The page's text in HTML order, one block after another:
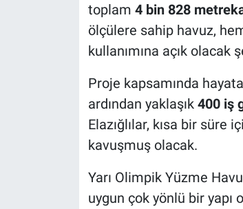
toplam 4 bin 828
ölçülere sahip havuz,
kullanımına açık olacak
Proje kapsamında
ardından yaklaşık 400 iş
Elazığlılar, kısa bir
kavuşmuş olacak.
Yarı Olimpik Yüzme
uygun çok yönlü bir yapı